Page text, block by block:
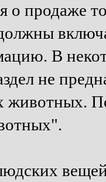
продаже
В
не
животных.